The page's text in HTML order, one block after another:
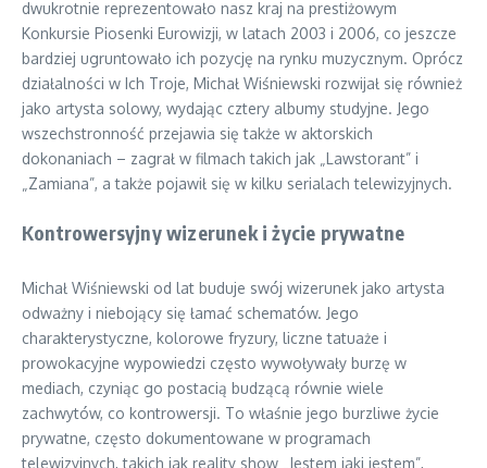
dwukrotnie reprezentowało nasz kraj na prestiżowym
Konkursie Piosenki Eurowizji, w latach 2003 i 2006, co jeszcze
bardziej ugruntowało ich pozycję na rynku muzycznym. Oprócz
działalności w Ich Troje, Michał Wiśniewski rozwijał się również
jako artysta solowy, wydając cztery albumy studyjne. Jego
wszechstronność przejawia się także w aktorskich
dokonaniach – zagrał w filmach takich jak „Lawstorant” i
„Zamiana”, a także pojawił się w kilku serialach telewizyjnych.
Kontrowersyjny wizerunek i życie prywatne
Michał Wiśniewski od lat buduje swój wizerunek jako artysta
odważny i niebojący się łamać schematów. Jego
charakterystyczne, kolorowe fryzury, liczne tatuaże i
prowokacyjne wypowiedzi często wywoływały burzę w
mediach, czyniąc go postacią budzącą równie wiele
zachwytów, co kontrowersji. To właśnie jego burzliwe życie
prywatne, często dokumentowane w programach
telewizyjnych, takich jak reality show „Jestem jaki jestem”,